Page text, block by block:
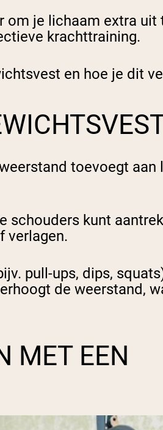
je lichaam extra uit
krachttraining.
en hoe je dit
toevoegt
kunt
verlagen.
pull-ups, dips,
de weerstand,
MET EEN